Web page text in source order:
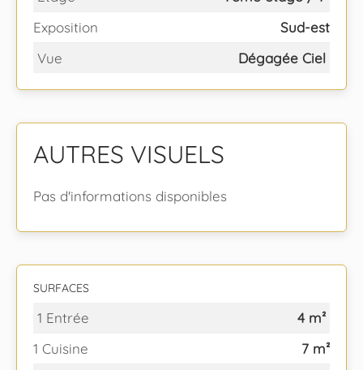
Exposition
Sud-est
Vue
Dégagée Ciel
AUTRES VISUELS
Pas d'informations disponibles
SURFACES
1 Entrée
4 m²
1 Cuisine
7 m²